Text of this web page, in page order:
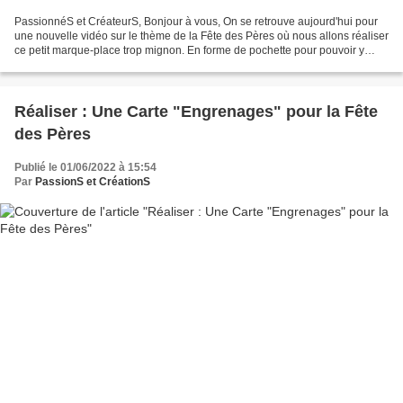
PassionnéS et CréateurS, Bonjour à vous, On se retrouve aujourd'hui pour
une nouvelle vidéo sur le thème de la Fête des Pères où nous allons réaliser
ce petit marque-place trop mignon. En forme de pochette pour pouvoir y
Réaliser : Une Carte "Engrenages" pour la Fête
des Pères
Publié le 01/06/2022 à 15:54
Par PassionS et CréationS